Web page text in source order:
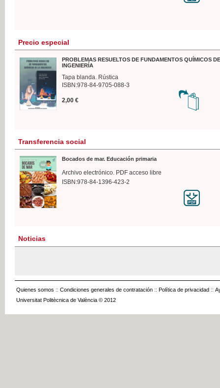
Precio especial
PROBLEMAS RESUELTOS DE FUNDAMENTOS QUÍMICOS
INGENIERÍA
Tapa blanda. Rústica
ISBN:978-84-9705-088-3
2,00 €
Transferencia social
Bocados de mar. Educación primaria
Archivo electrónico. PDF acceso libre
ISBN:978-84-1396-423-2
Noticias
Quienes somos :: Condiciones generales de contratación :: Política de privacidad ::
Universitat Politècnica de València © 2012